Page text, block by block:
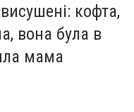
кофта,
вона була в
мама